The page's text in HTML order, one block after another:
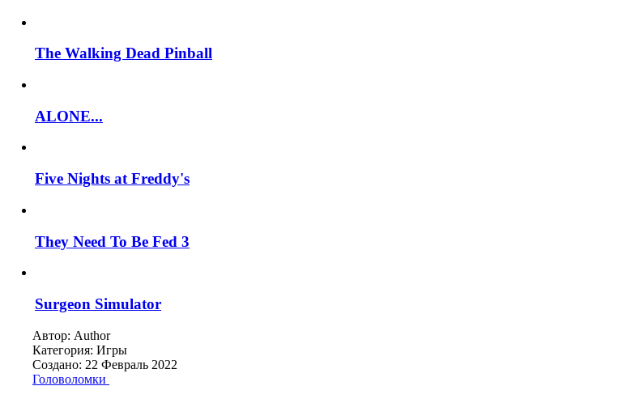
The Walking Dead Pinball
ALONE...
Five Nights at Freddy's
They Need To Be Fed 3
Surgeon Simulator
Автор: Author
Категория: Игры
Создано: 22 Февраль 2022
Головоломки